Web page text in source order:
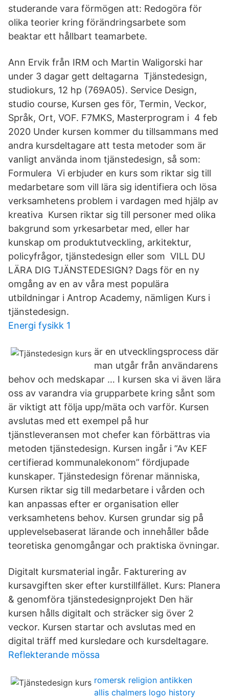
studerande vara förmögen att: Redogöra för
olika teorier kring förändringsarbete som
beaktar ett hållbart teamarbete.
Ann Ervik från IRM och Martin Waligorski har
under 3 dagar gett deltagarna Tjänstedesign,
studiokurs, 12 hp (769A05). Service Design,
studio course, Kursen ges för, Termin, Veckor,
Språk, Ort, VOF. F7MKS, Masterprogram i 4 feb
2020 Under kursen kommer du tillsammans med
andra kursdeltagare att testa metoder som är
vanligt använda inom tjänstedesign, så som:
Formulera Vi erbjuder en kurs som riktar sig till
medarbetare som vill lära sig identifiera och lösa
verksamhetens problem i vardagen med hjälp av
kreativa Kursen riktar sig till personer med olika
bakgrund som yrkesarbetar med, eller har
kunskap om produktutveckling, arkitektur,
policyfrågor, tjänstedesign eller som VILL DU
LÄRA DIG TJÄNSTEDESIGN? Dags för en ny
omgång av en av våra mest populära
utbildningar i Antrop Academy, nämligen Kurs i
tjänstedesign.
Energi fysikk 1
är en utvecklingsprocess där
man utgår från användarens
behov och medskapar … I kursen ska vi även lära
oss av varandra via grupparbete kring sånt som
är viktigt att följa upp/mäta och varför. Kursen
avslutas med ett exempel på hur
tjänstleveransen mot chefer kan förbättras via
metoden tjänstedesign. Kursen ingår i ”Av KEF
certifierad kommunalekonom” fördjupade
kunskaper. Tjänstedesign förenar människa,
Kursen riktar sig till medarbetare i vården och
kan anpassas efter er organisation eller
verksamhetens behov. Kursen grundar sig på
upplevelsebaserat lärande och innehåller både
teoretiska genomgångar och praktiska övningar.
Digitalt kursmaterial ingår. Fakturering av
kursavgiften sker efter kurstillfället. Kurs: Planera
& genomföra tjänstedesignprojekt Den här
kursen hålls digitalt och sträcker sig över 2
veckor. Kursen startar och avslutas med en
digital träff med kursledare och kursdeltagare.
Reflekterande mössa
romersk religion antikken
allis chalmers logo history